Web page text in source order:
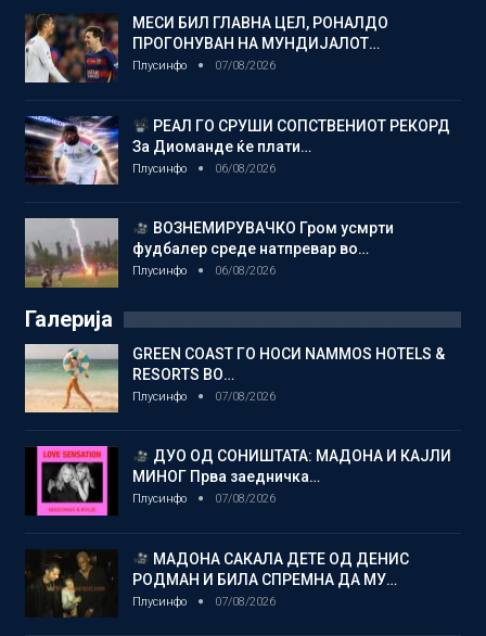
МЕСИ БИЛ ГЛАВНА ЦЕЛ, РОНАЛДО
ПРОГОНУВАН НА МУНДИЈАЛОТ…
Плусинфо 07/08/2026
РЕАЛ ГО СРУШИ СОПСТВЕНИОТ РЕКОРД
За Диоманде ќе плати…
Плусинфо 06/08/2026
ВОЗНЕМИРУВАЧКО Гром усмрти
фудбалер среде натпревар во…
Плусинфо 06/08/2026
Галерија
GREEN COAST ГО НОСИ NAMMOS HOTELS &
RESORTS ВО…
Плусинфо 07/08/2026
ДУО ОД СОНИШТАТА: МАДОНА И КАЈЛИ
МИНОГ Прва заедничка…
Плусинфо 07/08/2026
МАДОНА САКАЛА ДЕТЕ ОД ДЕНИС
РОДМАН И БИЛА СПРЕМНА ДА МУ…
Плусинфо 07/08/2026